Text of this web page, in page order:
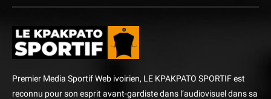
Premier Media Sportif Web ivoirien, LE KPAKPATO SPORTIF est
reconnu pour son esprit avant-gardiste dans l’audiovisuel dans sa